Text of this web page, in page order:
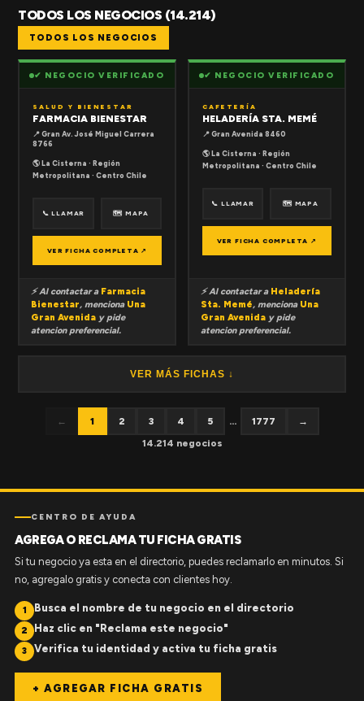
TODOS LOS NEGOCIOS (14.214)
TODOS LOS NEGOCIOS
✔ NEGOCIO VERIFICADO
SALUD Y BIENESTAR
FARMACIA BIENESTAR
📍 Gran Av. José Miguel Carrera
8766
🌎 La Cisterna · Región
Metropolitana · Centro Chile
📞 LLAMAR 🗺 MAPA
VER FICHA COMPLETA ↗
⚡ Al contactar a Farmacia
Bienestar, menciona Una
Gran Avenida y pide
atencion preferencial.
✔ NEGOCIO VERIFICADO
CAFETERÍA
HELADERÍA STA. MEMÉ
📍 Gran Avenida 8460
🌎 La Cisterna · Región
Metropolitana · Centro Chile
📞 LLAMAR 🗺 MAPA
VER FICHA COMPLETA ↗
⚡ Al contactar a Heladería
Sta. Memé, menciona Una
Gran Avenida y pide
atencion preferencial.
VER MÁS FICHAS ↓
← 1 2 3 4 5 ... 1777
→
14.214 negocios
CENTRO DE AYUDA
AGREGA O RECLAMA TU FICHA GRATIS
Si tu negocio ya esta en el directorio, puedes reclamarlo en minutos. Si
no, agregalo gratis y conecta con clientes hoy.
1 Busca el nombre de tu negocio en el directorio
2 Haz clic en "Reclama este negocio"
3 Verifica tu identidad y activa tu ficha gratis
+ AGREGAR FICHA GRATIS